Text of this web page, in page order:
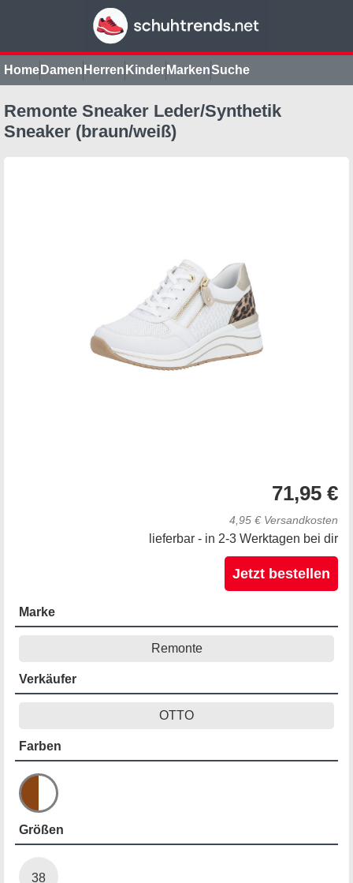
Home Damen Herren Kinder MarkenSuche
Remonte Sneaker Leder/Synthetik
Sneaker (braun/weiß)
71,95 €
4,95 € Versandkosten
lieferbar - in 2-3 Werktagen bei dir
Jetzt bestellen
Marke
Remonte
Verkäufer
OTTO
Farben
Größen
38